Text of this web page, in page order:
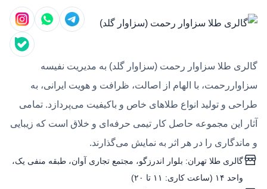
گالری طلا سزاوار رحمت (سزاوار گلد) به مدیریت نفیسه
سزاواررحمت، با الهام از اصالت، ظرافت و هویت ایرانی، به
طراحی و تولید انواع طلاهای خاص و باکیفیت می‌پردازد. تمامی
آثار این مجموعه حاصل کار تیمی حرفه‌ای و خلاق است که زیبایی
و ماندگاری را در هر اثر به نمایش می‌گذارند.
گالری طلا تهران: بلوار اندرزگو، مجتمع تجاری آوان، طبقه منفی یک،
واحد ۱۴ (ساعت کاری: ۱۱ تا ۲۰)